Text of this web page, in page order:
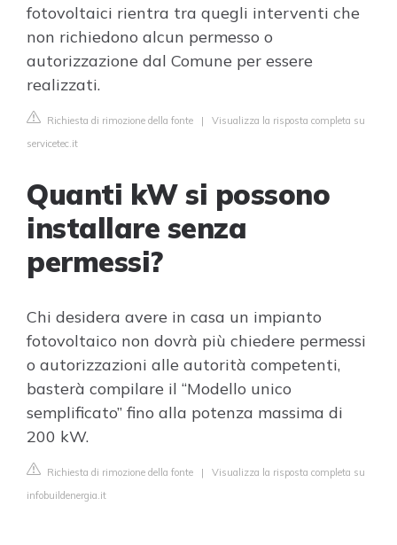
fotovoltaici rientra tra quegli interventi che
non richiedono alcun permesso o
autorizzazione dal Comune per essere
realizzati.
Richiesta di rimozione della fonte | Visualizza la risposta completa su
servicetec.it
Quanti kW si possono
installare senza
permessi?
Chi desidera avere in casa un impianto
fotovoltaico non dovrà più chiedere permessi
o autorizzazioni alle autorità competenti,
basterà compilare il “Modello unico
semplificato” fino alla potenza massima di
200 kW.
Richiesta di rimozione della fonte | Visualizza la risposta completa su
infobuildenergia.it